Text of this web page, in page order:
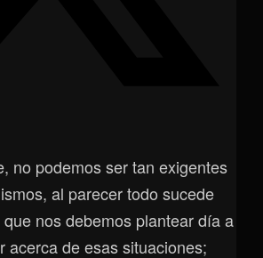
no podemos ser tan exigentes
al parecer todo sucede
nos debemos plantear día a
acerca de esas situaciones;